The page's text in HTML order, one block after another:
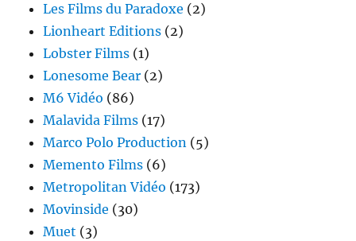
Les Films du Paradoxe (2)
Lionheart Editions (2)
Lobster Films (1)
Lonesome Bear (2)
M6 Vidéo (86)
Malavida Films (17)
Marco Polo Production (5)
Memento Films (6)
Metropolitan Vidéo (173)
Movinside (30)
Muet (3)